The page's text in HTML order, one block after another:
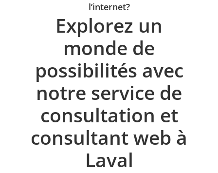
l’internet?
Explorez un
monde de
possibilités avec
notre service de
consultation et
consultant web à
Laval